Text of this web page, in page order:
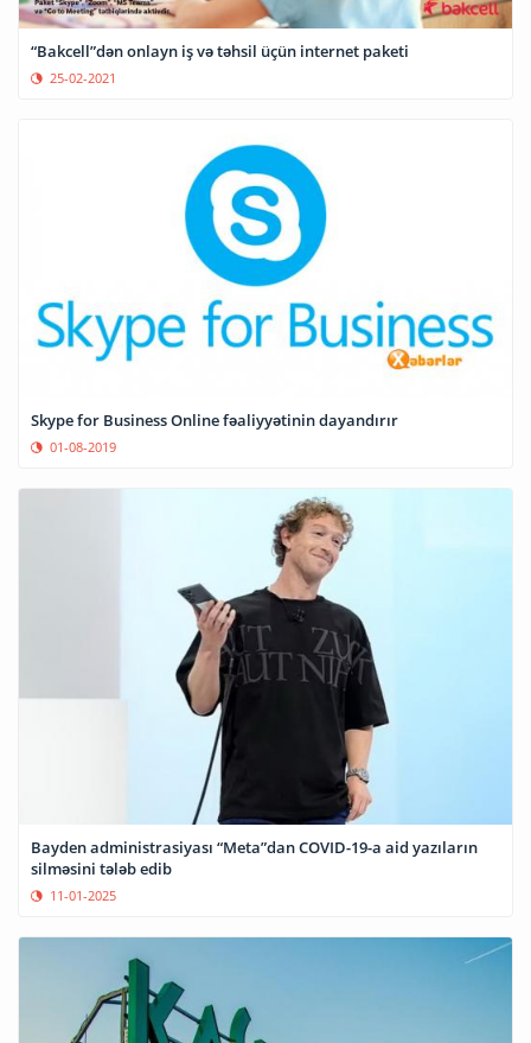
“Bakcell”dən onlayn iş və təhsil üçün internet paketi
25-02-2021
Skype for Business Online fəaliyyətinin dayandırır
01-08-2019
Bayden administrasiyası “Meta”dan COVID-19-a aid yazıların
silməsini tələb edib
11-01-2025